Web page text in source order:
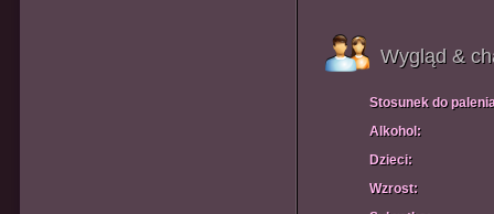
Wygląd &
Stosunek do
Alkohol:
Dzieci:
Wzrost: